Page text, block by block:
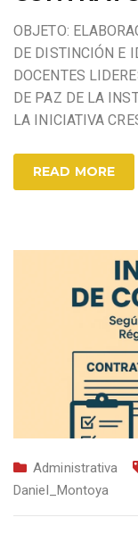
OBJETO:
DE DISTINCIÓN E
DOCENTES
DE PAZ DE LA
LA INICIATIVA
READ MORE
Administrativa
Daniel_Montoya